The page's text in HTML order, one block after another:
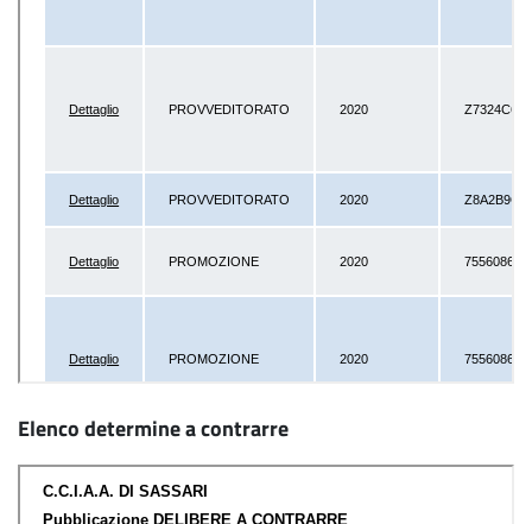
Elenco determine a contrarre